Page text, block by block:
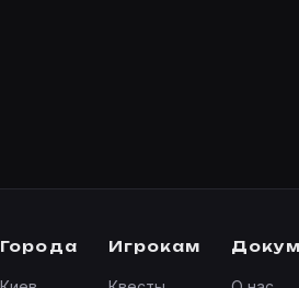
Города Игрокам